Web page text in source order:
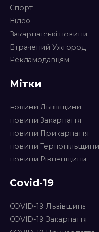
Спорт
Відео
Закарпатські новини
Втрачений Ужгород
Рекламодавцям
Мітки
новини Львівщини
новини Закарпаття
новини Прикарпаття
новини Тернопільщини
новини Рівненщини
Covid-19
COVID-19 Львівщина
COVID-19 Закарпаття